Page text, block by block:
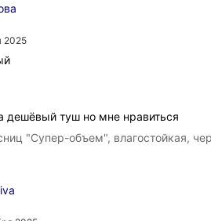
2025
дешёвый туш но мне нравиться
"Супер-объем", влагостойкая,